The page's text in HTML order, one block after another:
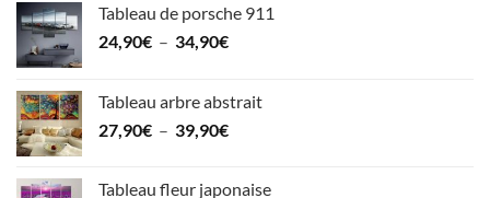
Tableau de porsche 911
24,90€ – 34,90€Plage
24,90€
à
Tableau arbre abstrait
27,90€ – 39,90€Plage
Tableau fleur japonaise